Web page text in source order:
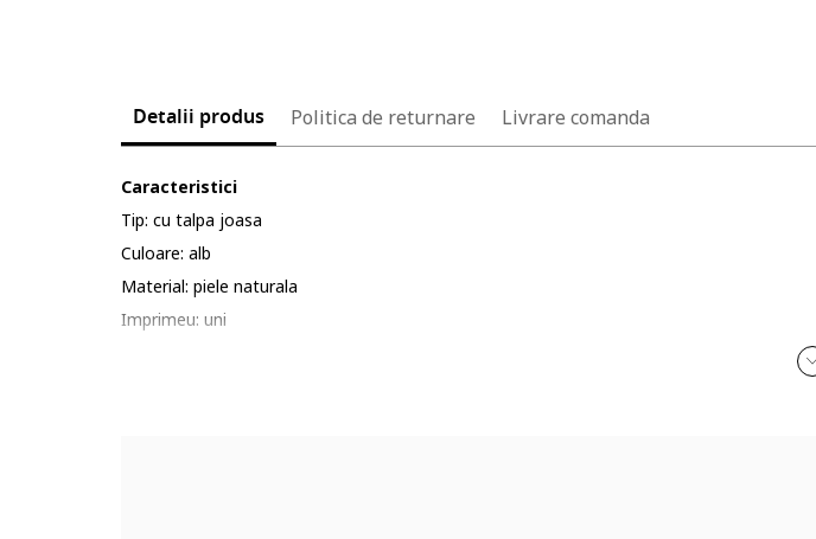
Detalii produs Politica de returnare Livrare comanda
Caracteristici
Tip: cu talpa joasa
Culoare: alb
Material: piele naturala
Imprimeu: uni